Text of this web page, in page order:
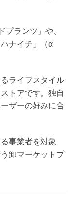
プランツ」や、
ナイチ」（α
ライフスタイル
トアです。独自
ザーの好みに合
事業者を対象
卸マーケットプ